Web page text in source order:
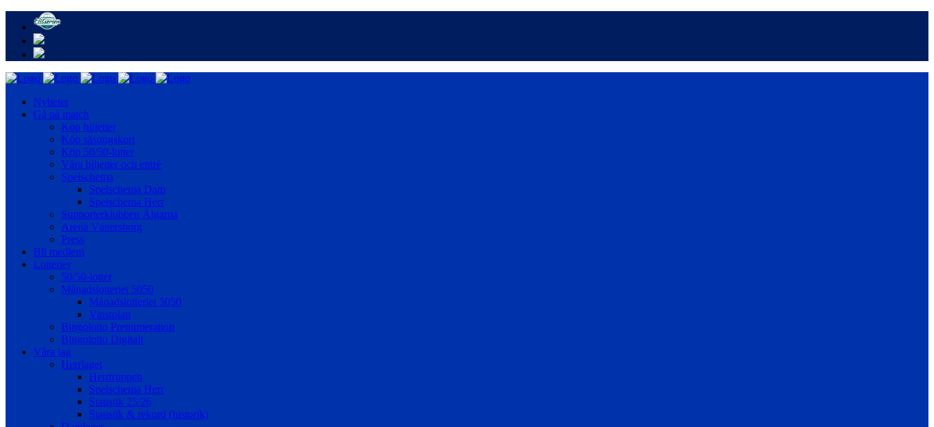
Nyheter
Gå på match
Köp biljetter
Köp säsongskort
Köp 50/50-lotter
Våra biljetter och entré
Spelschema
Spelschema Dam
Spelschema Herr
Supporterklubben Älgarna
Arena Vänersborg
Press
Bli medlem
Lotterier
50/50-lotter
Månadslotteriet 5050
Månadslotteriet 5050
Vinstplan
Bingolotto Prenumeration
Bingolotto Digitalt
Våra lag
Herrlaget
Herrtruppen
Spelschema Herr
Statistik 25/26
Statistik & rekord (historik)